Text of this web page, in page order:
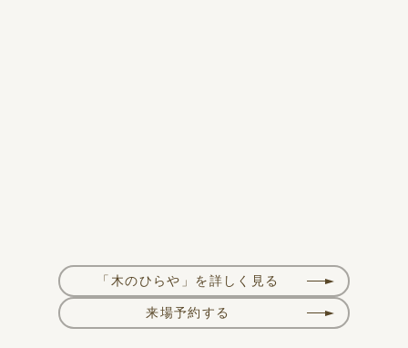
「木のひらや」を詳しく見る
来場予約する